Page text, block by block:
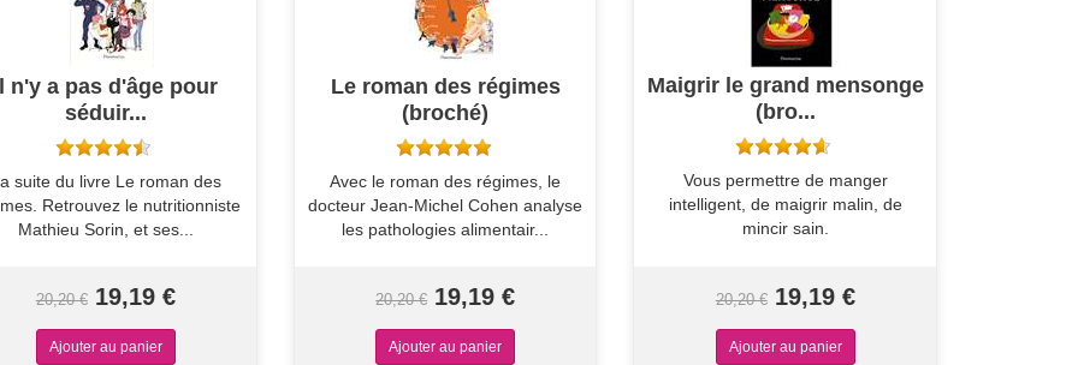
n'y a pas d'âge pour
séduir...
suite du livre Le roman des
Retrouvez le nutritionniste
Mathieu Sorin, et ses...
20,20 € 19,19 €
Le roman des régimes
(broché)
Avec le roman des régimes, le
docteur Jean-Michel Cohen analyse
les pathologies alimentair...
20,20 € 19,19 €
Maigrir le grand mensonge
(bro...
Vous permettre de manger
intelligent, de maigrir malin, de
mincir sain.
20,20 € 19,19 €